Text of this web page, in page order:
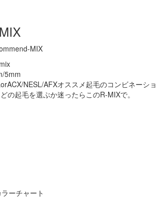
MIX
5mm
NESL/AFXオススメ起毛のコンビネーショ
の起毛を選ぶか迷ったらこのR-MIXで。